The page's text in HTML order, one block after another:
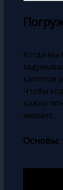
Когда мы
капотом
Чтобы
важно
мешает.
Основы: